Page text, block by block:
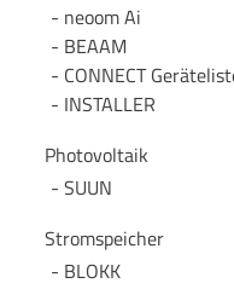
neoom Ai
BEAAM
CONNECT
INSTALLER
Photovoltaik
SUUN
Stromspeicher
BLOKK